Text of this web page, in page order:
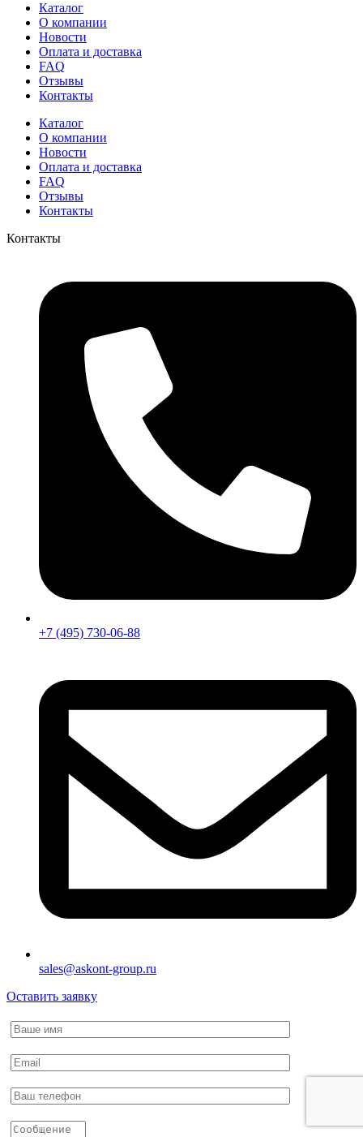
Каталог
О компании
Новости
Оплата и доставка
FAQ
Отзывы
Контакты
Каталог
О компании
Новости
Оплата и доставка
FAQ
Отзывы
Контакты
Контакты
+7 (495) 730-06-88
sales@askont-group.ru
Оставить заявку